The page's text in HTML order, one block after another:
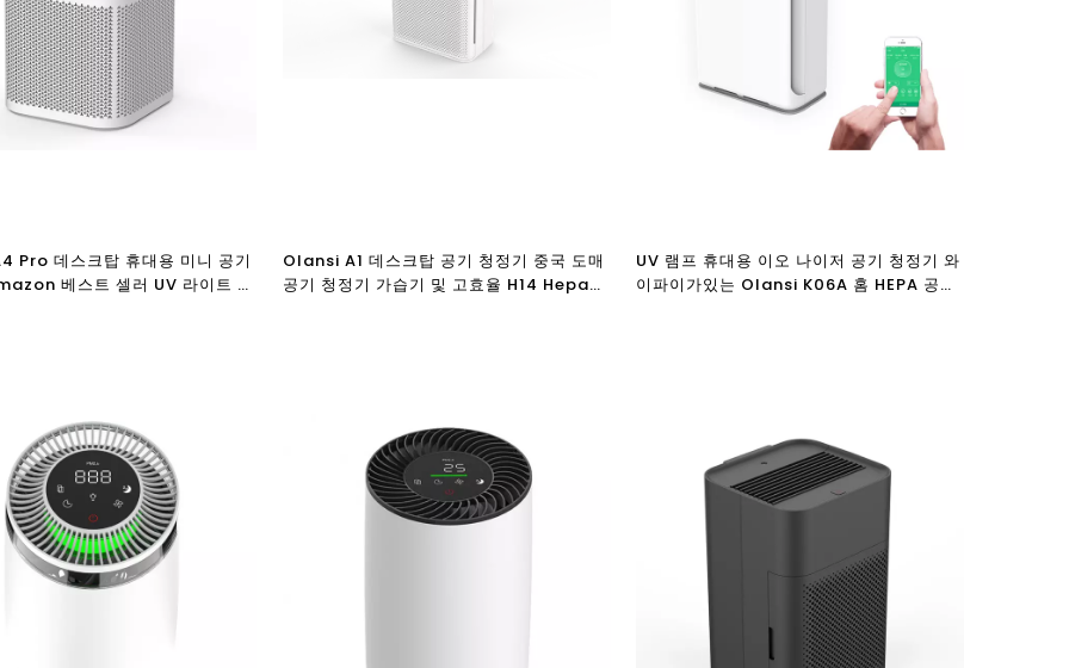
Pro 데스크탑 휴대용 미니 공기
베스트 셀러 UV 라이트 및
Olansi A1 데스크탑 공기 청정기 중국 도매
공기 청정기 가습기 및 고효율 H14 Hepa
UV 램프 휴대용 이오 나이저 공기 청정기 와
이파이가있는 Olansi K06A 홈 HEPA 공기